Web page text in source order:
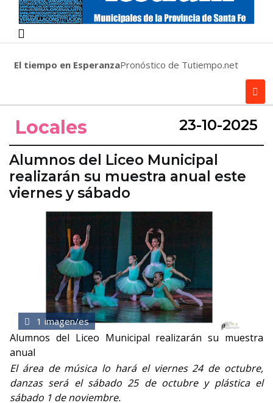
El tiempo en EsperanzaPronóstico de Tutiempo.net
Locales 23-10-2025
Alumnos del Liceo Municipal
realizarán su muestra anual este
viernes y sábado
1 imagen/es
Alumnos del Liceo Municipal realizarán su muestra
anual
El área de música lo hará el viernes 24 de octubre,
danzas será el sábado 25 de octubre y plástica el
sábado 1 de noviembre.